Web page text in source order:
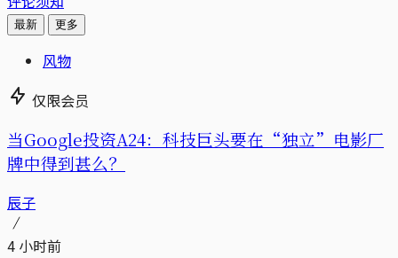
最新 更多
风物
仅限会员
当Google投资A24：科技巨头要在“独立”电影厂
牌中得到甚么？
辰子
4 小时前